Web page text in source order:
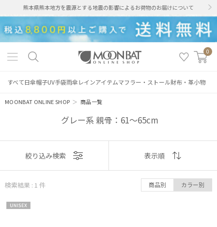
熊本県熊本地方を震源とする地震の影響によるお荷物のお届けについて
0
すべて日傘帽子UV手袋雨傘 レインアイテムマフラー・ストール財布・革小物
MOONBAT ONLINE SHOP ＞商品一覧
グレー系 親骨：61～65cm
レディース
表示
おすすめ
絞り込み検索 表示順
検索結果 : 1 件 商品別 カラー別